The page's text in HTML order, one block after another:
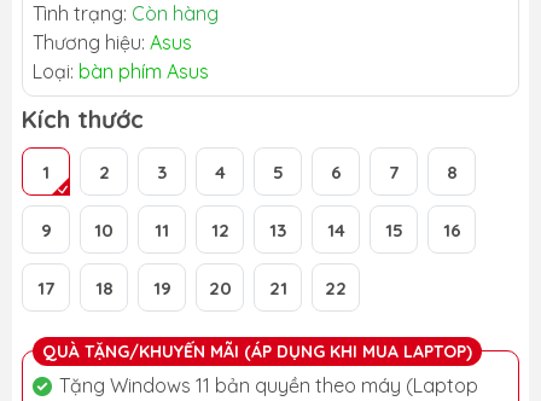
Tình trạng: Còn hàng
Thương hiệu: Asus
Loại: bàn phím Asus
Kích thước
1 2 3 4 5 6 7 8
9 10 11 12 13 14 15 16
17 18 19 20 21 22
QUÀ TẶNG/KHUYẾN MÃI (ÁP DỤNG KHI MUA LAPTOP)
Tặng Windows 11 bản quyền theo máy (Laptop